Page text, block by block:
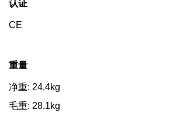
认证
CE
重量
净重: 24.4kg
毛重: 28.1kg